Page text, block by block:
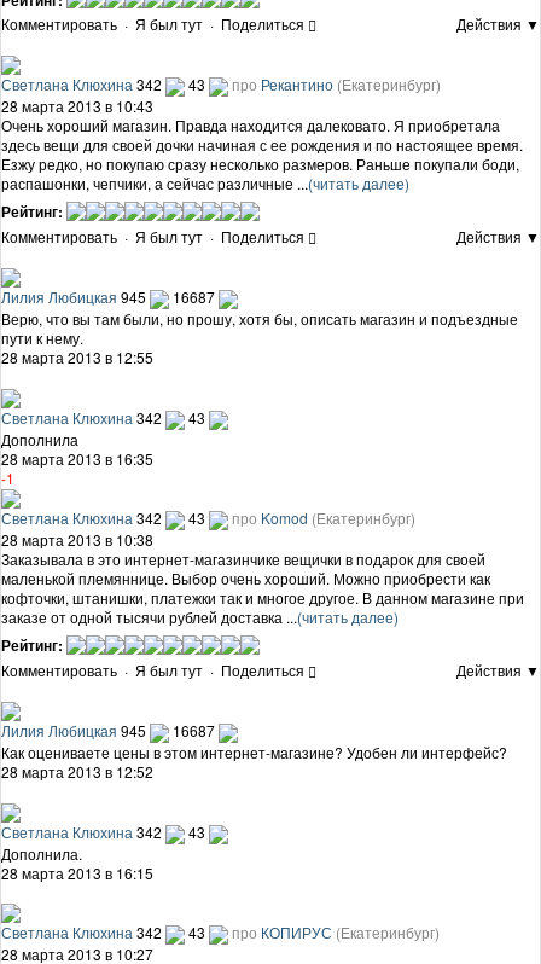
Комментировать · Я был тут · Поделиться Действия ▼
Светлана Клюхина 342 43 про Рекантино (Екатеринбург)
28 марта 2013 в 10:43
Очень хороший магазин. Правда находится далековато. Я приобретала
здесь вещи для своей дочки начиная с ее рождения и по настоящее время.
Езжу редко, но покупаю сразу несколько размеров. Раньше покупали боди,
распашонки, чепчики, а сейчас различные ...(читать далее)
Рейтинг:
Комментировать · Я был тут · Поделиться Действия ▼
Лилия Любицкая 945
16687
Верю, что вы там были, но прошу, хотя бы, описать магазин и подъездные
пути к нему.
28 марта 2013 в 12:55
Светлана Клюхина 342
43
Дополнила
28 марта 2013 в 16:35
-1
Светлана Клюхина 342 43 про Komod (Екатеринбург)
28 марта 2013 в 10:38
Заказывала в это интернет-магазинчике вещички в подарок для своей
маленькой племяннице. Выбор очень хороший. Можно приобрести как
кофточки, штанишки, платежки так и многое другое. В данном магазине при
заказе от одной тысячи рублей доставка ...(читать далее)
Рейтинг:
Комментировать · Я был тут · Поделиться Действия ▼
Лилия Любицкая 945
16687
Как оцениваете цены в этом интернет-магазине? Удобен ли интерфейс?
28 марта 2013 в 12:52
Светлана Клюхина 342
43
Дополнила.
28 марта 2013 в 16:15
Светлана Клюхина 342 43 про КОПИРУС (Екатеринбург)
28 марта 2013 в 10:27